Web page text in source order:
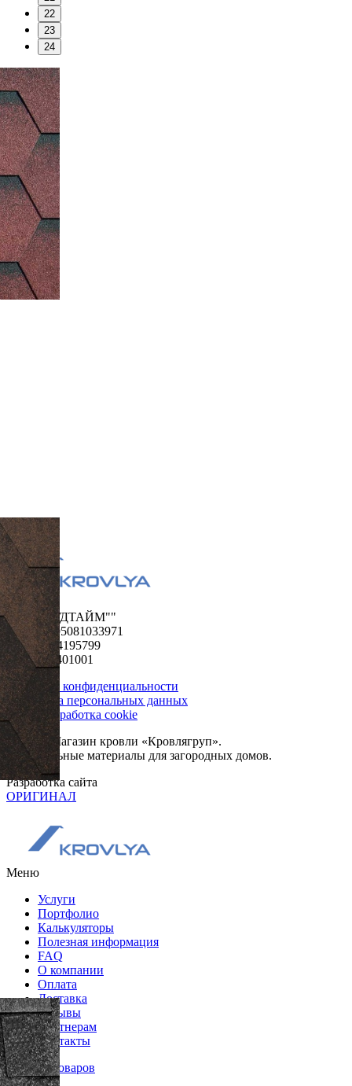
22
23
24
ООО "ФУДТАЙМ""
ОГРН 1195081033971
ИНН 5024195799
КПП 502401001
Политика конфиденциальности
Обработка персональных данных
Сбор и обработка cookie
© 2026. Магазин кровли «Кровлягруп».
Строительные материалы для загородных домов.
Разработка сайта
ОРИГИНАЛ
Меню
Услуги
Портфолио
Калькуляторы
Полезная информация
FAQ
О компании
Оплата
Доставка
Отзывы
Партнерам
Контакты
Каталог товаров